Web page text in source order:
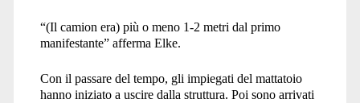
“(Il camion era) più o meno 1-2 metri dal primo
manifestante” afferma Elke.
Con il passare del tempo, gli impiegati del mattatoio
hanno iniziato a uscire dalla struttura. Poi sono arrivati